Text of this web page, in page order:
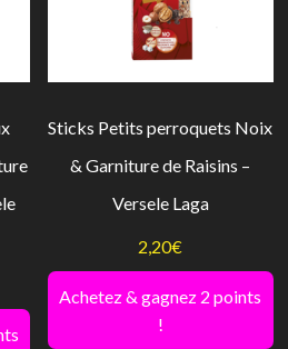
Sticks Petits perroquets Noix
& Garniture de Raisins –
Versele Laga
2,20€
Achetez & gagnez 2 points
!